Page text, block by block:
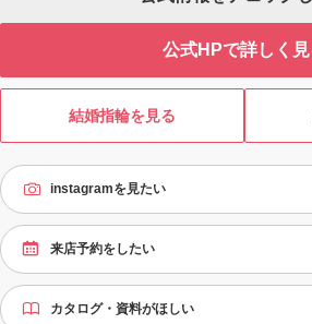
公式HPで詳しく見
結婚指輪を見る
instagramを見たい
来店予約をしたい
カタログ・資料がほしい